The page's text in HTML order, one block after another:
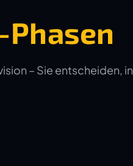
Phasen
– Sie entscheiden, in